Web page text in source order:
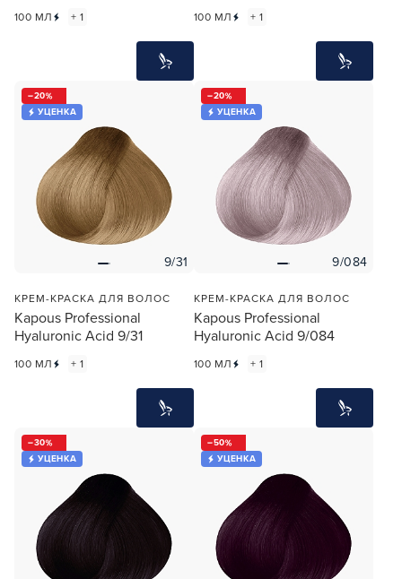
100 МЛ + 1 100 МЛ + 1
20
УЦЕНКА
9/31
КРЕМ-КРАСКА ДЛЯ ВОЛОС
Kapous Professional
Hyaluronic Acid 9/31
100 МЛ + 1
20
УЦЕНКА
9/084
КРЕМ-КРАСКА ДЛЯ ВОЛОС
Kapous Professional
Hyaluronic Acid 9/084
100 МЛ + 1
30
УЦЕНКА
50
УЦЕНКА